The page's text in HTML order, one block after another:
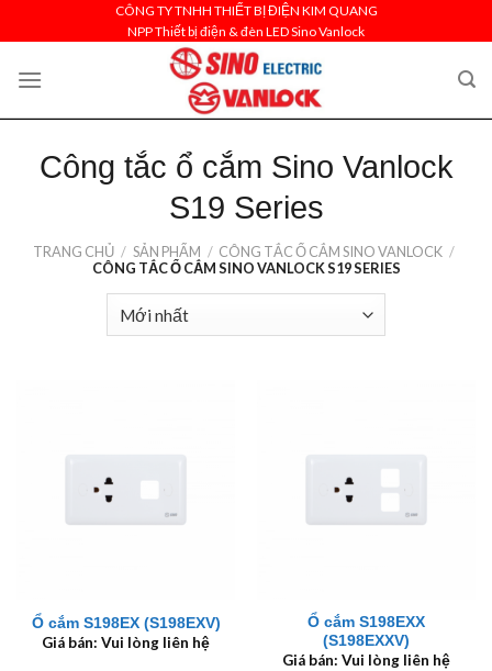
to
content
CÔNG TY TNHH THIẾT BỊ ĐIỆN KIM QUANG
NPP Thiết bị điện & đèn LED Sino Vanlock
Công tắc ổ cắm Sino Vanlock
S19 Series
TRANG CHỦ / SẢN PHẨM / CÔNG TẮC Ổ CẮM SINO VANLOCK /
CÔNG TẮC Ổ CẮM SINO VANLOCK S19 SERIES
Ổ cắm S198EX (S198EXV)
Giá bán: Vui lòng liên hệ
Ổ cắm S198EXX
(S198EXXV)
Giá bán: Vui lòng liên hệ